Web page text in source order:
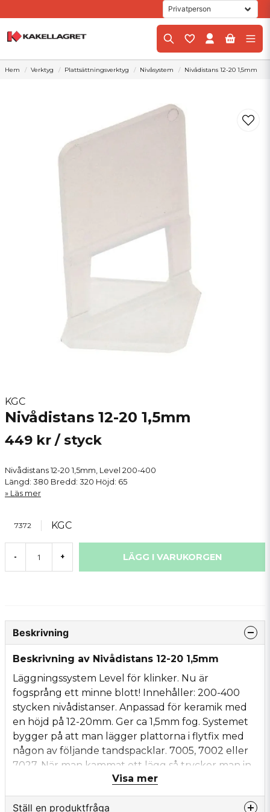
Hem Verktyg Plattsättningsverktyg Nivåsystem Nivådistans 12-20 1,5mm
KGC
Nivådistans 12-20 1,5mm
449 kr / styck
Nivådistans 12-20 1,5mm, Level 200-400
Längd: 380 Bredd: 320 Höjd: 65
Läs mer
7372 KGC
- + LÄGG I VARUKORGEN
Beskrivning
Beskrivning av Nivådistans 12-20 1,5mm
Läggningssystem Level för klinker. Nu är
fogsprång ett minne blott! Innehåller: 200-400
stycken nivådistanser. Anpassad för keramik med
en höjd på 12-20mm. Ger ca 1,5mm fog. Systemet
bygger på att man lägger plattorna i flytfix med
någon av följande tandspacklar. 7005, 7002 eller
7027. När man kammat ett lägg så trycker man in
foten på distansen under plattorna. Nivådistansen
fungerar som distans mellan plattorna om man vill
ha 1,5 mm fog, vill man ha större fogar använder
Visa mer
Ställ en produktfråga